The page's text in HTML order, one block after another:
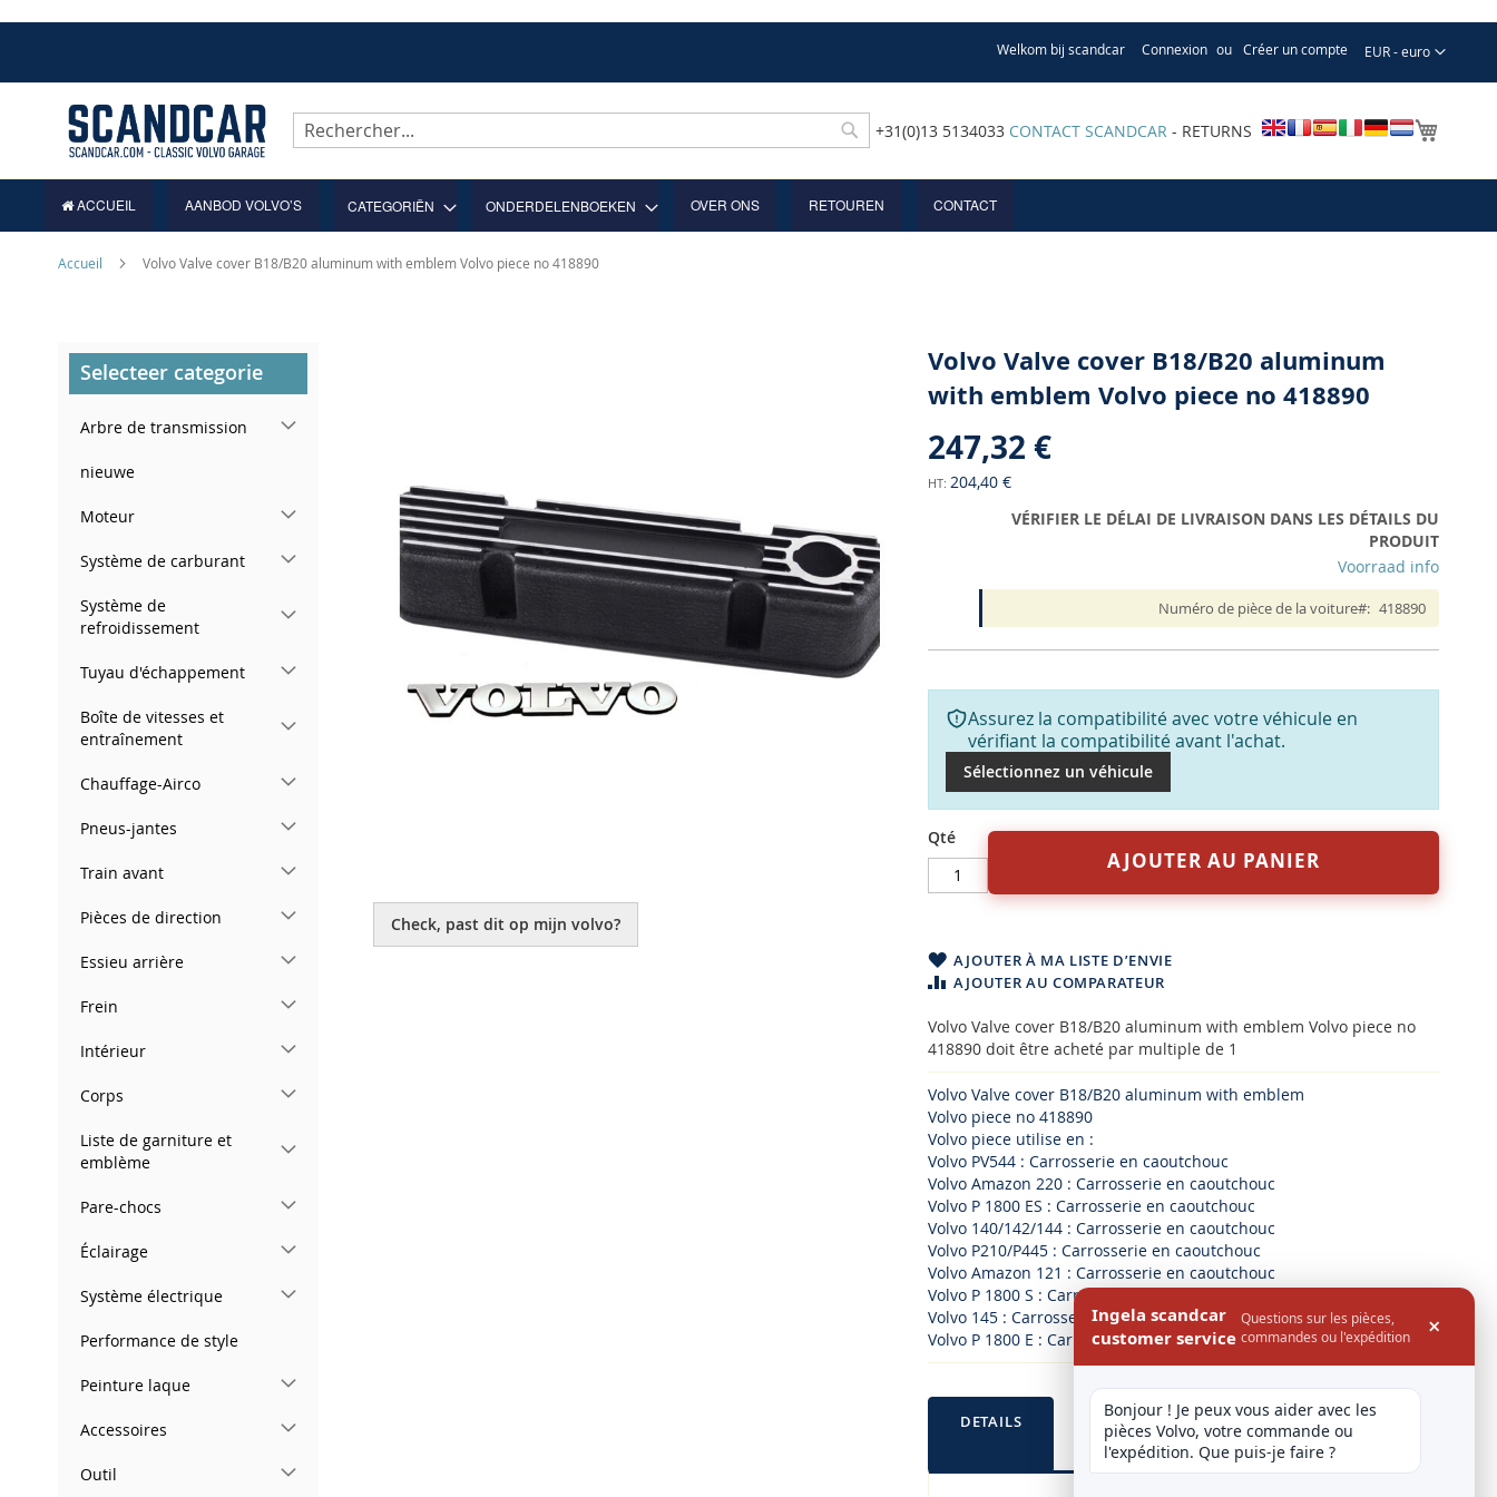
Devise
EUR - euro
Welkom bij scandcar Connexion Créer un compte
contenu
Rechercher
+31(0)13 5134033 CONTACT SCANDCAR - RETURNS
ACCUEIL AANBOD VOLVO’S CATEGORIËN ONDERDELENBOEKEN OVER ONS RETOUREN CONTACT
Accueil Volvo Valve cover B18/B20 aluminum with emblem Volvo piece no 418890
images
gallery
to
the
beginning
Volvo Valve cover B18/B20 aluminum
with emblem Volvo piece no 418890
247,32 €
204,40 €
VÉRIFIER LE DÉLAI DE LIVRAISON DANS LES DÉTAILS DU
PRODUIT
Voorraad info
Numéro de pièce de la voiture 418890
Assurez la compatibilité avec votre véhicule en
vérifiant la compatibilité avant l'achat.
Sélectionnez un véhicule
Qté
AJOUTER AU PANIER
AJOUTER À MA LISTE D’ENVIE
AJOUTER AU COMPARATEUR
Volvo Valve cover B18/B20 aluminum with emblem Volvo piece no
418890 doit être acheté par multiple de 1
Volvo Valve cover B18/B20 aluminum with emblem
Volvo piece no 418890
Volvo piece utilise en :
Volvo PV544 : Carrosserie en caoutchouc
Volvo Amazon 220 : Carrosserie en caoutchouc
Volvo P 1800 ES : Carrosserie en caoutchouc
Volvo 140/142/144 : Carrosserie en caoutchouc
Volvo P210/P445 : Carrosserie en caoutchouc
Volvo Amazon 121 : Carrosserie en caoutchouc
Volvo P 1800 S : Carrosserie en caoutchouc
Volvo 145 : Carrosserie en caoutchouc
Volvo P 1800 E : Carrosserie en caoutchouc
DETAILS
Check, past dit op mijn volvo?
Selecteer categorie
Arbre de transmission
nieuwe
Moteur
Système de carburant
Système de
refroidissement
Tuyau d'échappement
Boîte de vitesses et
entraînement
Chauffage-Airco
Pneus-jantes
Train avant
Pièces de direction
Essieu arrière
Frein
Intérieur
Corps
Liste de garniture et
emblème
Pare-chocs
Éclairage
Système électrique
Performance de style
Peinture laque
Accessoires
Outil
Ingela scandcar
customer service
Questions sur les pièces,
commandes ou l'expédition
×
Bonjour ! Je peux vous aider avec les
pièces Volvo, votre commande ou
l'expédition. Que puis-je faire ?